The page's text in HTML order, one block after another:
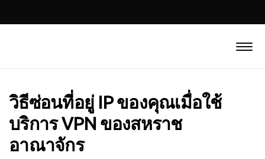
วิธีซ่อนที่อยู่ IP ของคุณเมื่อใช้
บริการ VPN ของสหราช
อาณาจักร